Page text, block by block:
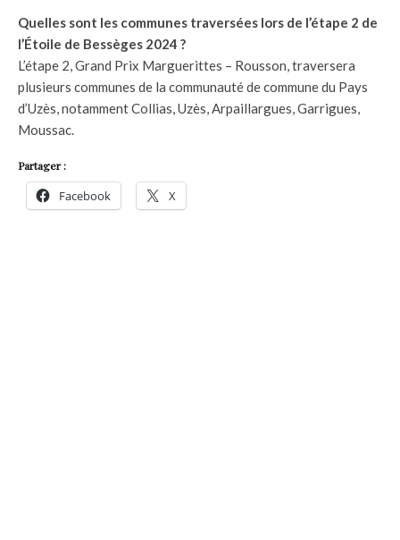
Quelles sont les communes traversées lors de l’étape 2 de
l’Étoile de Bessèges 2024 ?
L’étape 2, Grand Prix Marguerittes – Rousson, traversera
plusieurs communes de la communauté de commune du Pays
d’Uzès, notamment Collias, Uzès, Arpaillargues, Garrigues,
Moussac.
Partager :
Facebook X